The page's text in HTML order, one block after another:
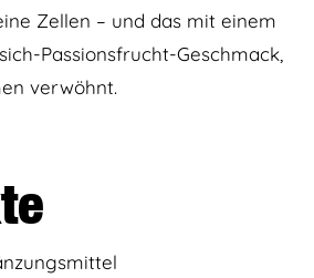
Zellen – und das mit einem
Passionsfrucht-Geschmack,
verwöhnt.